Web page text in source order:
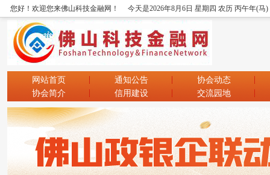
您好！欢迎您来佛山科技金融网！ 今天是2026年8月6日 星期四 农历 丙午年(马
网站首页 通知公告
协会动态
协会简介
信用建设 交流园地